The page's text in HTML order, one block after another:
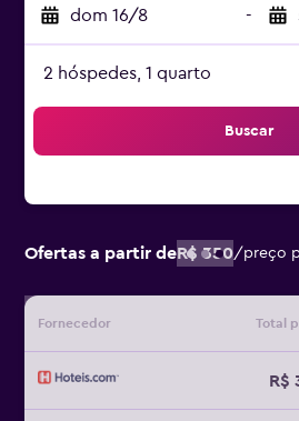
dom 16/8 -
2 hóspedes, 1 quarto
Buscar
Ofertas a partir deR$ 350/preço
Fornecedor Total
R$